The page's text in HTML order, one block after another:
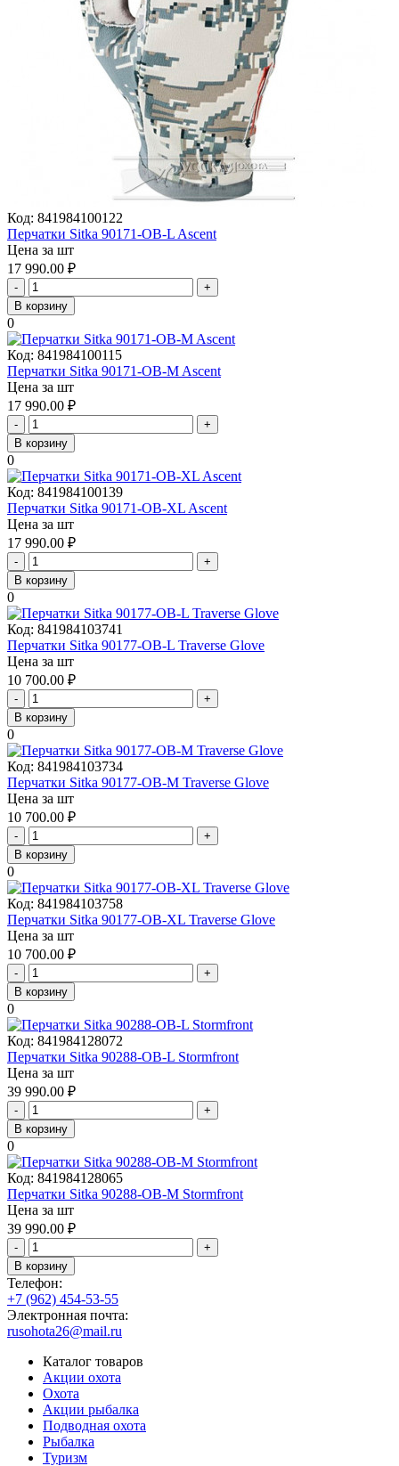
Код: 841984100122
Перчатки Sitka 90171-OB-L Ascent
Цена за шт
17 990.00 ₽
-
+
В корзину
0
Код: 841984100115
Перчатки Sitka 90171-OB-M Ascent
Цена за шт
17 990.00 ₽
-
+
В корзину
0
Код: 841984100139
Перчатки Sitka 90171-OB-XL Ascent
Цена за шт
17 990.00 ₽
-
+
В корзину
0
Код: 841984103741
Перчатки Sitka 90177-OB-L Traverse Glove
Цена за шт
10 700.00 ₽
-
+
В корзину
0
Код: 841984103734
Перчатки Sitka 90177-OB-M Traverse Glove
Цена за шт
10 700.00 ₽
-
+
В корзину
0
Код: 841984103758
Перчатки Sitka 90177-OB-XL Traverse Glove
Цена за шт
10 700.00 ₽
-
+
В корзину
0
Код: 841984128072
Перчатки Sitka 90288-OB-L Stormfront
Цена за шт
39 990.00 ₽
-
+
В корзину
0
Код: 841984128065
Перчатки Sitka 90288-OB-M Stormfront
Цена за шт
39 990.00 ₽
-
+
В корзину
Телефон:
+7 (962) 454-53-55
Электронная почта:
rusohota26@mail.ru
Каталог товаров
Акции охота
Охота
Акции рыбалка
Подводная охота
Рыбалка
Туризм